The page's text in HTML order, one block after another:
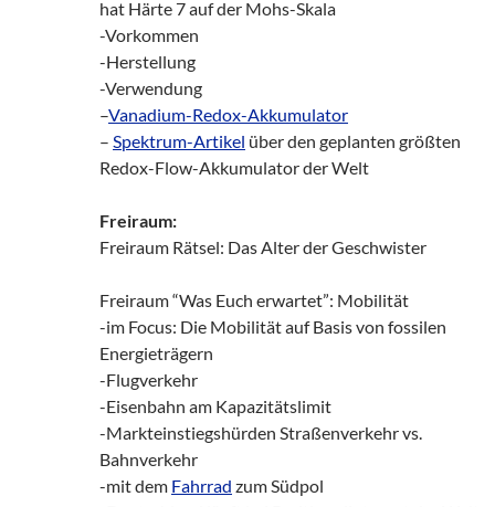
hat Härte 7 auf der Mohs-Skala
-Vorkommen
-Herstellung
-Verwendung
–Vanadium-Redox-Akkumulator
– Spektrum-Artikel über den geplanten größten
Redox-Flow-Akkumulator der Welt
Freiraum:
Freiraum Rätsel: Das Alter der Geschwister
Freiraum “Was Euch erwartet”: Mobilität
-im Focus: Die Mobilität auf Basis von fossilen
Energieträgern
-Flugverkehr
-Eisenbahn am Kapazitätslimit
-Markteinstiegshürden Straßenverkehr vs.
Bahnverkehr
-mit dem Fahrrad zum Südpol